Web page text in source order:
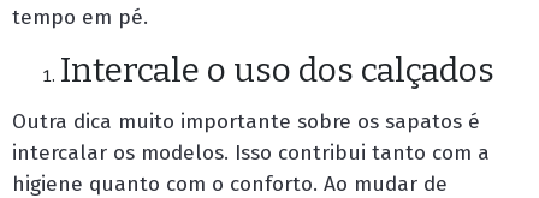
tempo em pé.
Intercale o uso dos calçados
Outra dica muito importante sobre os sapatos é
intercalar os modelos. Isso contribui tanto com a
higiene quanto com o conforto. Ao mudar de